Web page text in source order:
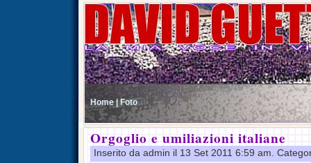
Home | Foto
Orgoglio e umiliazioni italiane
Inserito da admin il 13 Set 2011 6:59 am.